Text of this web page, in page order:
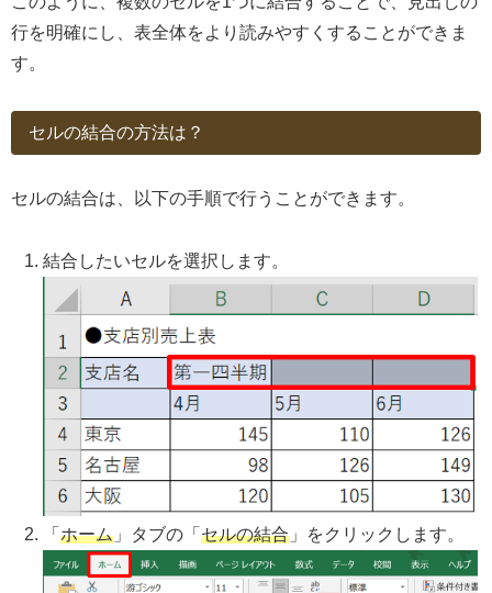
行を明確にし、表全体をより読みやすくすることができま
す。
セルの結合の方法は？
セルの結合は、以下の手順で行うことができます。
結合したいセルを選択します。
「ホーム 」タブの「セルの結合 」をクリックします。